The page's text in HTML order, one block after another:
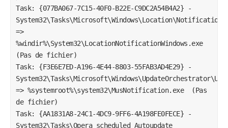
Task: {077BA067-7C15-40F0-B22E-C9DC2A54B4A2} -
System32\Tasks\Microsoft\Windows\Location\Notifications
=>
%windir%\System32\LocationNotificationWindows.exe
(Pas de fichier)
Task: {F3E6E7ED-A196-4E44-8803-55FAB3AD4E29} -
=> %systemroot%\system32\MusNotification.exe  (Pas
de fichier)
Task: {AA1831A8-24C1-4DC9-9FF6-4A198FE0FECE} -
System32\Tasks\Opera scheduled Autoupdate